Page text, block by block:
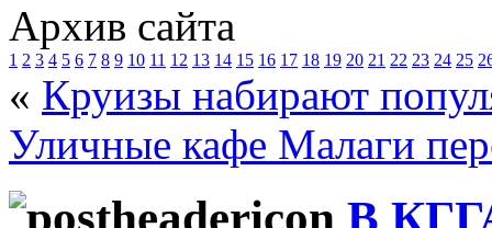
Архив сайта
1 2 3 4 5 6 7 8 9 10 11 12 13 14 15 16 17 18 19 20 21 22 23 24 25
« Круизы набирают
Уличные кафе Малаги
В